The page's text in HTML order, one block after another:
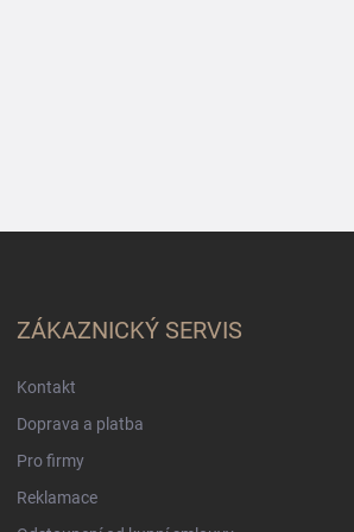
ZÁKAZNICKÝ SERVIS
Kontakt
Doprava a platba
Pro firmy
Reklamace